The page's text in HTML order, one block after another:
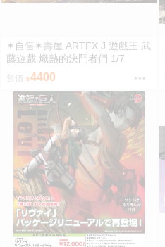
✶自售✶壽屋 ARTFX J 遊戲王 武
藤遊戲 熾熱的決鬥者們 1/7
4400